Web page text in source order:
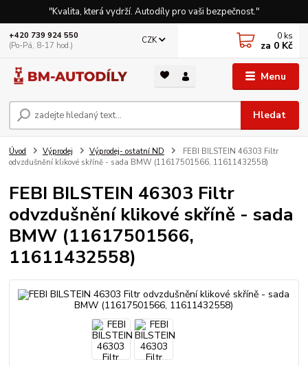
"Kvalita, která vydrží. Autodíly pro vaši bezpečnost."
Menu
CZK
Hledat
+420 739 924 550
(Po-Pá, 8-17 hod.)
0 ks
za 0 Kč
Úvod Výprodej Výprodej- ostatní ND
FEBI BILSTEIN 46303 Filtr
odvzdušnění klikové skříně - sada BMW (11617501566, 11611432558)
FEBI BILSTEIN 46303 Filtr
odvzdušnění klikové skříně - sada
BMW (11617501566,
11611432558)